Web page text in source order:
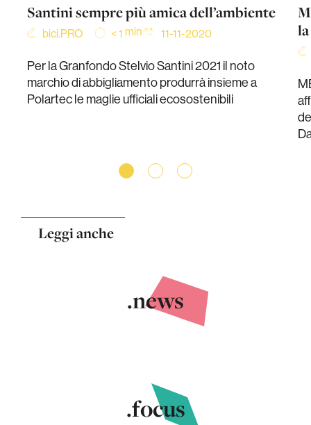
Santini sempre più amica dell’ambiente
bici.PRO < 1 min 11-11-2020
Per la Granfondo Stelvio Santini 2021 il noto
marchio di abbigliamento produrrà insieme a
Polartec le maglie ufficiali ecosostenibili
Leggi anche
.news
.focus